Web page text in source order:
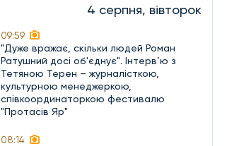
4 серпня, вівторок
09:59
"Дуже вражає, скільки людей Роман
Ратушний досі об'єднує". Інтерв’ю з
Тетяною Терен – журналісткою,
культурною менеджеркою,
співкоординаторкою фестивалю
"Протасів Яр"
08:14